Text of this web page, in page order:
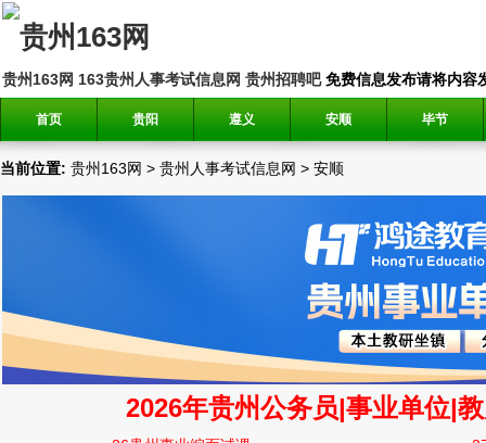
贵州163网 163贵州人事考试信息网 贵州招聘吧免费信息发布请将内容
首页 贵阳 遵义 安顺 毕节
当前位置: 贵州163网 > 贵州人事考试信息网 > 安顺